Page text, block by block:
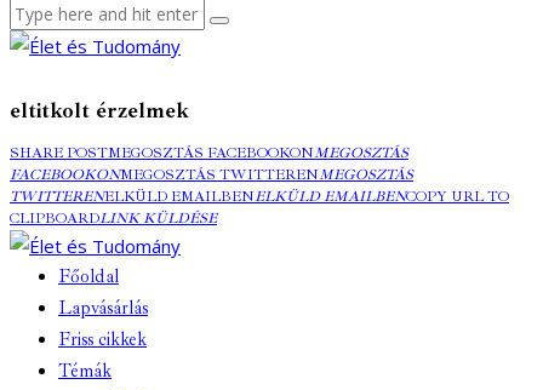
eltitkolt érzelmek
SHARE POSTMEGOSZTÁS FACEBOOKONMEGOSZTÁS
FACEBOOKONMEGOSZTÁS TWITTERENMEGOSZTÁS
TWITTERENELKÜLD EMAILBENELKÜLD EMAILBENCOPY URL TO
CLIPBOARDLINK KÜLDÉSE
Főoldal
Lapvásárlás
Friss cikkek
Témák